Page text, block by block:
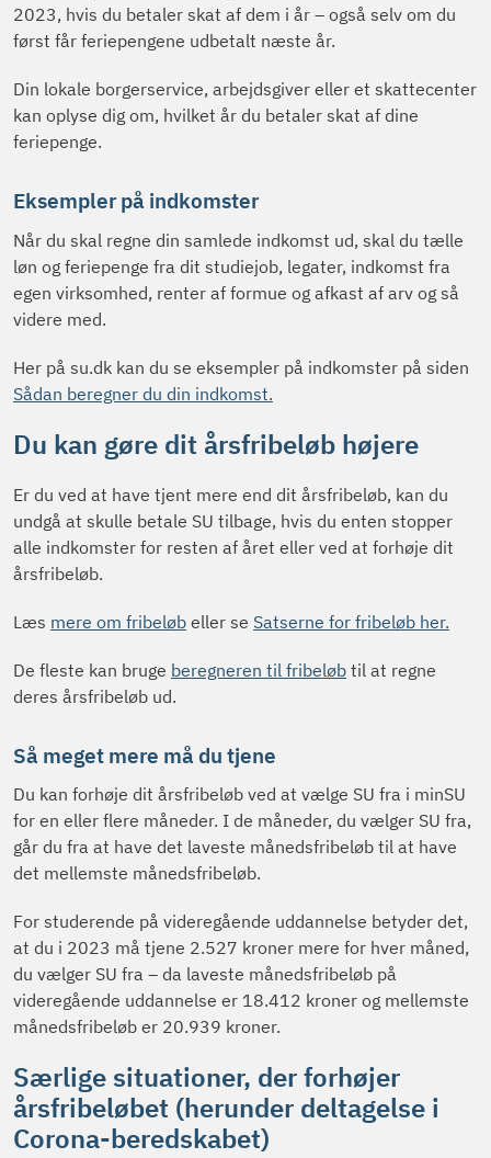
2023, hvis du betaler skat af dem i år – også selv om du
først får feriepengene udbetalt næste år.
Din lokale borgerservice, arbejdsgiver eller et skattecenter
kan oplyse dig om, hvilket år du betaler skat af dine
feriepenge.
Eksempler på indkomster
Når du skal regne din samlede indkomst ud, skal du tælle
løn og feriepenge fra dit studiejob, legater, indkomst fra
egen virksomhed, renter af formue og afkast af arv og så
videre med.
Her på su.dk kan du se eksempler på indkomster på siden
Sådan beregner du din indkomst.
Du kan gøre dit årsfribeløb højere
Er du ved at have tjent mere end dit årsfribeløb, kan du
undgå at skulle betale SU tilbage, hvis du enten stopper
alle indkomster for resten af året eller ved at forhøje dit
årsfribeløb.
Læs mere om fribeløb eller se Satserne for fribeløb her.
De fleste kan bruge beregneren til fribeløb til at regne
deres årsfribeløb ud.
Så meget mere må du tjene
Du kan forhøje dit årsfribeløb ved at vælge SU fra i minSU
for en eller flere måneder. I de måneder, du vælger SU fra,
går du fra at have det laveste månedsfribeløb til at have
det mellemste månedsfribeløb.
For studerende på videregående uddannelse betyder det,
at du i 2023 må tjene 2.527 kroner mere for hver måned,
du vælger SU fra – da laveste månedsfribeløb på
videregående uddannelse er 18.412 kroner og mellemste
månedsfribeløb er 20.939 kroner.
Særlige situationer, der forhøjer
årsfribeløbet (herunder deltagelse i
Corona-beredskabet)